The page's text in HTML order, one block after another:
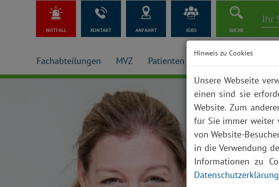
NOTFALL KONTAKT ANFAHRT JOBS SUCHE
Fachabteilungen MVZ Patienten + Besucher
Hinweis zu Cookies
Unsere Webseite
einen sind sie
Website. Zum
für Sie immer weiter
von Website-
in die Verwendung
Informationen zu
Datenschutzerklärung